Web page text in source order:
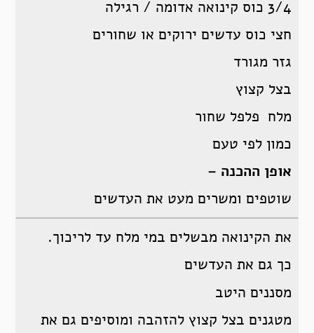
3/4 כוס קינואה אדומה / רגילה
חצי כוס עדשים ירוקים או שחורים
גזר מגורד
בצל קצוץ
מלח פלפל שחור
כמון לפי טעם
אופן ההכנה –
שוטפים ומשרים מעט את העדשים
את הקינואה מבשלים במי מלח עד לריכוך.
כך גם את העדשים
מסננים היטב
מטגנים בצל קצוץ להזהבה ומוסיפים גם את